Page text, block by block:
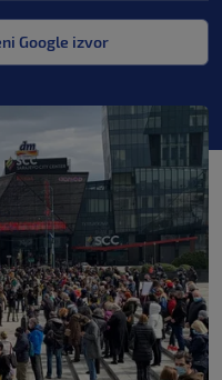
Google izvor